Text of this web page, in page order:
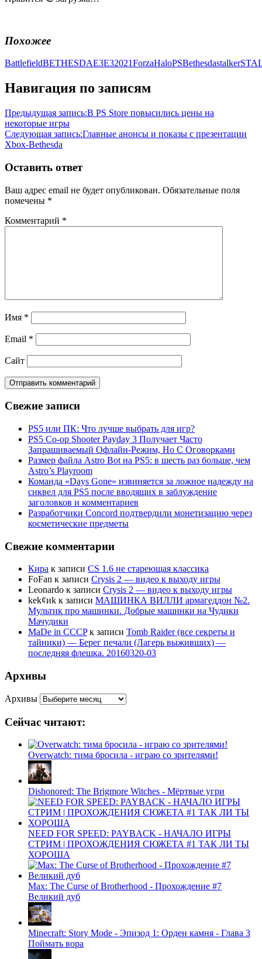
Похожее
BattlefieldBETHESDAE3E32021ForzaHaloPSBethesdastalker
Навигация по записям
Предыдущая запись:В PS Store повысились цены на
некоторые игры
Следующая запись:Главные анонсы и показы с презентации
Xbox-Bethesda
Оставить ответ
Ваш адрес email не будет опубликован. Обязательные поля
помечены *
Комментарий *
Имя *
Email *
Сайт
Свежие записи
PS5 или ПК: Что лучше выбрать для игр?
PS5 Co-op Shooter Payday 3 Получает Часто
Запрашиваемый Офлайн-Режим, Но С Оговорками
Размер файла Astro Bot на PS5: в шесть раз больше, чем
Astro’s Playroom
Команда «Days Gone» извиняется за ложное надежду на
сиквел для PS5 после вводящих в заблуждение
заголовков и комментариев
Разработчики Concord подтвердили монетизацию через
косметические предметы
Свежие комментарии
Кира к записи CS 1.6 не стареющая классика
FoFan к записи Crysis 2 — видео к выходу игры
Leonardo к записи Crysis 2 — видео к выходу игры
kek¢иk к записи МАШИНКА ВИЛЛИ армагеддон №2.
Мультик про машинки. Добрые машинки на Чудики
Мачудики
MaDe in CCCPк записи Tomb Raider (все секреты и
тайники) — Берег печали (Лагерь выживших) —
последняя флешка. 20160320-03
Архивы
Архивы
Сейчас читают:
Overwatch: тима бросила - играю со зрителями!
Dishonored: The Brigmore Witches - Мёртвые угри
NEED FOR SPEED: PAYBACK - НАЧАЛО ИГРЫ
СТРИМ | ПРОХОЖДЕНИЯ СЮЖЕТА #1 ТАК ЛИ ТЫ
ХОРОША
Max: The Curse of Brotherhood - Прохождение #7
Великий дуб
Minecraft: Story Mode - Эпизод 1: Орден камня - Глава 3
Поймать вора